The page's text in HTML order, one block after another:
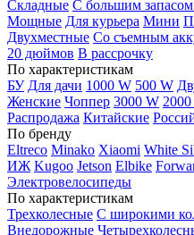
Складные С большим запасом
Мощные Для курьера Мини
Двухместные Со съемным
20 дюймов В рассрочку
По характеристикам
БУ Для дачи 1000 W 500 W
Женские Чоппер 3000 W
Распродажа Китайские
По бренду
Eltreco Minako Xiaomi White
ИЖ Kugoo Jetson Elbike
Электровелосипеды
По характеристикам
Трехколесные С широкими
Внедорожные